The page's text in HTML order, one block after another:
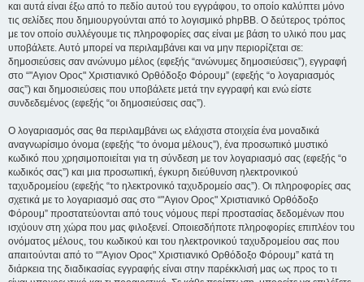
και αυτά είναι έξω από το πεδίο αυτού του εγγράφου, το οποίο καλύπτει μόνο
τις σελίδες που δημιουργούνται από το λογισμικό phpBB. Ο δεύτερος τρόπος
με τον οποίο συλλέγουμε τις πληροφορίες σας είναι με βάση το υλικό που μας
υποβάλετε. Αυτό μπορεί να περιλαμβάνει και να μην περιορίζεται σε:
δημοσιεύσεις σαν ανώνυμο μέλος (εφεξής “ανώνυμες δημοσιεύσεις”), εγγραφή
στο “"Αγιον Ορος" Χριστιανικό Ορθόδοξο Φόρουμ” (εφεξής “ο λογαριασμός
σας”) και δημοσιεύσεις που υποβάλετε μετά την εγγραφή και ενώ είστε
συνδεδεμένος (εφεξής “οι δημοσιεύσεις σας”).
Ο λογαριασμός σας θα περιλαμβάνει ως ελάχιστα στοιχεία ένα μοναδικά
αναγνωρίσιμο όνομα (εφεξής “το όνομα μέλους”), ένα προσωπικό μυστικό
κωδικό που χρησιμοποιείται για τη σύνδεση με τον λογαριασμό σας (εφεξής “ο
κωδικός σας”) και μια προσωπική, έγκυρη διεύθυνση ηλεκτρονικού
ταχυδρομείου (εφεξής “το ηλεκτρονικό ταχυδρομείο σας”). Οι πληροφορίες σας
σχετικά με το λογαριασμό σας στο “"Αγιον Ορος" Χριστιανικό Ορθόδοξο
Φόρουμ” προστατεύονται από τους νόμους περί προστασίας δεδομένων που
ισχύουν στη χώρα που μας φιλοξενεί. Οποιεσδήποτε πληροφορίες επιπλέον του
ονόματος μέλους, του κωδικού και του ηλεκτρονικού ταχυδρομείου σας που
απαιτούνται από το “"Αγιον Ορος" Χριστιανικό Ορθόδοξο Φόρουμ” κατά τη
διάρκεια της διαδικασίας εγγραφής είναι στην παρέκκλισή μας ως προς το τι